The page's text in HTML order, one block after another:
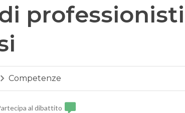
professionisti
Competenze
al dibattito